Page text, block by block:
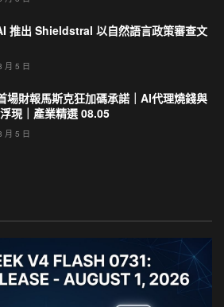
推出 Shieldstral 以自然語言政策審查文
月 5 日
場財報馬斯克狂加碼承諾｜AI代理燒錢與
現｜產業精選 08.05
月 5 日